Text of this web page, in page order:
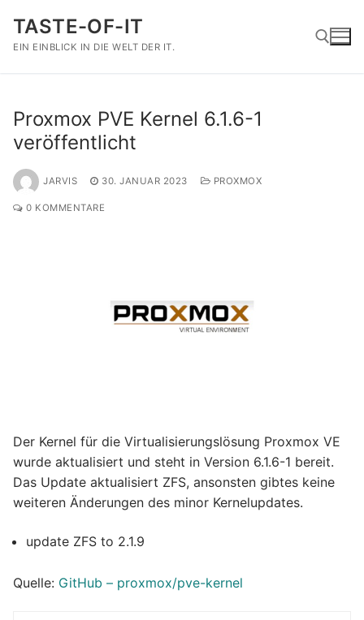
Inhalt
springen
TASTE-OF-IT
EIN EINBLICK IN DIE WELT DER IT.
Proxmox PVE Kernel 6.1.6-1
veröffentlicht
JARVIS 30. JANUAR 2023 PROXMOX
0 KOMMENTARE
Der Kernel für die Virtualisierungslösung Proxmox VE
wurde aktualisiert und steht in Version 6.1.6-1 bereit.
Das Update aktualisiert ZFS, ansonsten gibtes keine
weiteren Änderungen des minor Kernelupdates.
update ZFS to 2.1.9
Quelle: GitHub – proxmox/pve-kernel